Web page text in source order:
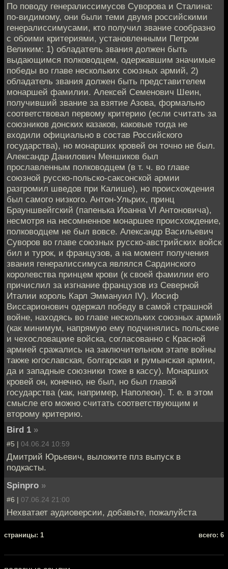
По поводу генералиссимусов Суворова и Сталина:
по-видимому, они были теми двумя российскими
генералиссимусами, кто получил звание сообразно
с обоими критериями, установленными Петром
Великим: 1) обладатель звания должен быть
выдающимся полководцем, одержавшим значимые
победы во главе нескольких союзных армий, 2)
обладатель звания должен быть представителем
монаршей фамилии. Алексей Семенович Шеин,
получивший звание за взятие Азова, формально
соответствовал первому критерию (если считать за
союзников донских казаков, каковые тогда не
входили официально в состав Российского
государства), но монарших кровей он точно не был.
Александр Данилович Меншиков был
прославленным полководцем (в т. ч. во главе
союзной русско-польско-саксонской армии
разгромил шведов при Калише), но происхождения
был самого низкого. Антон-Ульрих, принц
Брауншвейгский (папенька Иоанна VI Антоновича),
несмотря на несомненное монаршее происхождение,
полководцем не был вовсе. Александр Васильевич
Суворов во главе союзных русско-австрийских войск
бил и турок, и французов, а на момент получения
звания генералиссимуса являлся Сардинского
королевства принцем крови (к своей фамилии его
причислил за изгнание французов из Северной
Италии король Карл Эммануил IV). Иосиф
Виссарионович одержал победу в самой страшной
войне, находясь во главе нескольких союзных армий
(как минимум, напрямую ему подчинялись польские
и чехословацкие войска, согласованно с Красной
армией сражались на заключительном этапе войны
также югославская, болгарская и румынская армии,
да и западные союзники тоже в кассу). Монарших
кровей он, конечно, не был, но был главой
государства (как, например, Наполеон). Т. е. в этом
смысле его можно считать соответствующим и
второму критерию.
Bird 1 »
#5 | 04.06.24 10:59
Дмитрий Юрьевич, выложите плз выпуск в
подкасты.
Spinpro »
#6 | 07.06.24 21:00
Нехватает аудиоверсии, добавьте, пожалуйста
cтраницы: 1 всего: 6